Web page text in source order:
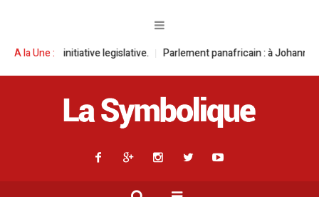
A la Une :legislative. Parlement panafricain : à Johannesburg, Aimé